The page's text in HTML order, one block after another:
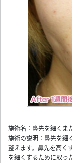
施術名：鼻先を細くま
施術の説明：鼻先を細
整えます。鼻先を高く
を細くするために取っ